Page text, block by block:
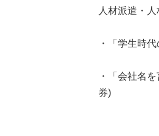
人材派遣・
・「学生時
・「会社名
券)